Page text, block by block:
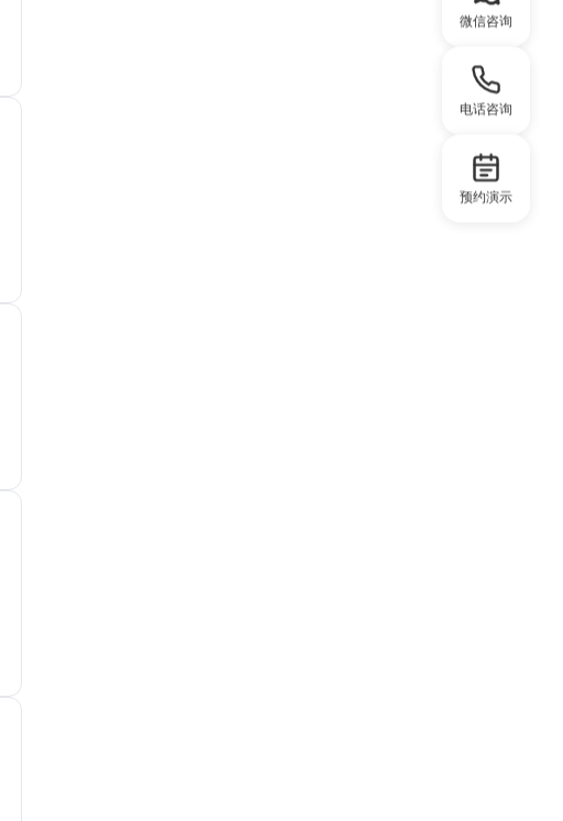
微信咨询
电话咨询
预约演示